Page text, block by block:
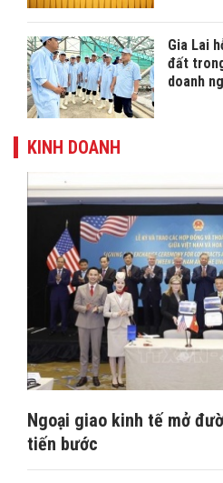
Gia Lai
đất
doanh
KINH DOANH
Ngoại giao kinh tế mở
tiến bước